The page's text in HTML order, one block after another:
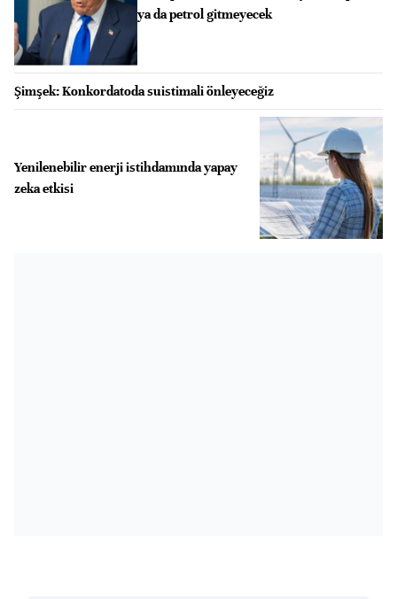
ya da petrol gitmeyecek
Şimşek: Konkordatoda suistimali önleyeceğiz
Yenilenebilir enerji istihdamında yapay
zeka etkisi